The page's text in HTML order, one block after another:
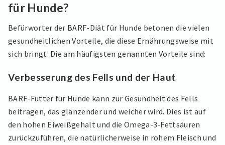
für Hunde?
Befürworter der BARF-Diät für Hunde betonen die vielen
gesundheitlichen Vorteile, die diese Ernährungsweise mit
sich bringt. Die am häufigsten genannten Vorteile sind:
Verbesserung des Fells und der Haut
BARF-Futter für Hunde kann zur Gesundheit des Fells
beitragen, das glänzender und weicher wird. Dies ist auf
den hohen Eiweißgehalt und die Omega-3-Fettsäuren
zurückzuführen, die natürlicherweise in rohem Fleisch und